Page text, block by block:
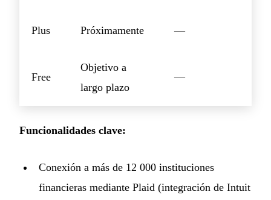
Plus Próximamente —
Free
Objetivo a
largo plazo
—
Funcionalidades clave:
Conexión a más de 12 000 instituciones
financieras mediante Plaid (integración de Intuit